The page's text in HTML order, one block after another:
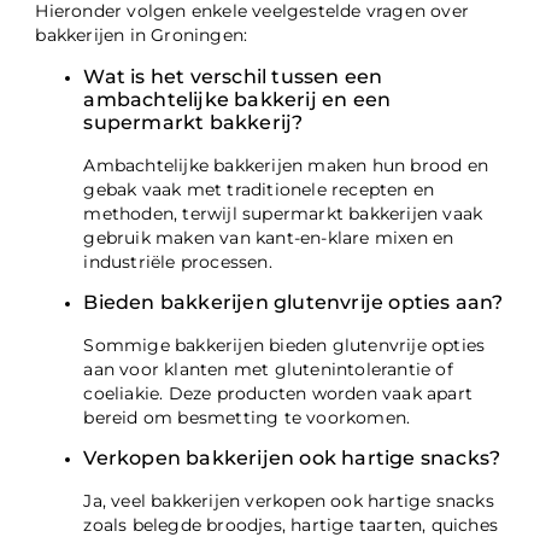
Hieronder volgen enkele veelgestelde vragen over
bakkerijen in Groningen:
Wat is het verschil tussen een
ambachtelijke bakkerij en een
supermarkt bakkerij?
Ambachtelijke bakkerijen maken hun brood en
gebak vaak met traditionele recepten en
methoden, terwijl supermarkt bakkerijen vaak
gebruik maken van kant-en-klare mixen en
industriële processen.
Bieden bakkerijen glutenvrije opties aan?
Sommige bakkerijen bieden glutenvrije opties
aan voor klanten met glutenintolerantie of
coeliakie. Deze producten worden vaak apart
bereid om besmetting te voorkomen.
Verkopen bakkerijen ook hartige snacks?
Ja, veel bakkerijen verkopen ook hartige snacks
zoals belegde broodjes, hartige taarten, quiches